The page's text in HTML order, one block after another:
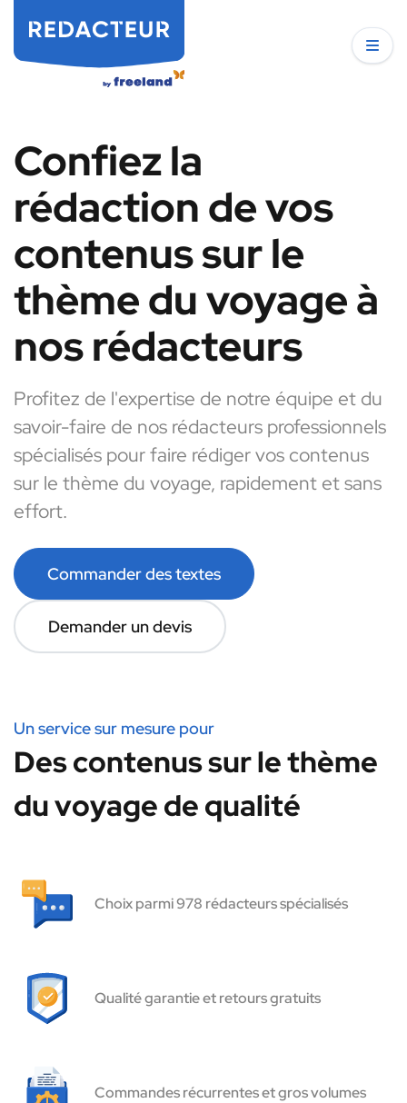
Confiez la
rédaction de vos
contenus sur le
thème du voyage à
nos rédacteurs
Profitez de l'expertise de notre équipe et du
savoir-faire de nos rédacteurs professionnels
spécialisés pour faire rédiger vos contenus
sur le thème du voyage, rapidement et sans
effort.
Commander des textes
Demander un devis
Un service sur mesure pour
Des contenus sur le thème
du voyage de qualité
Choix parmi 978 rédacteurs spécialisés
Qualité garantie et retours gratuits
Commandes récurrentes et gros volumes